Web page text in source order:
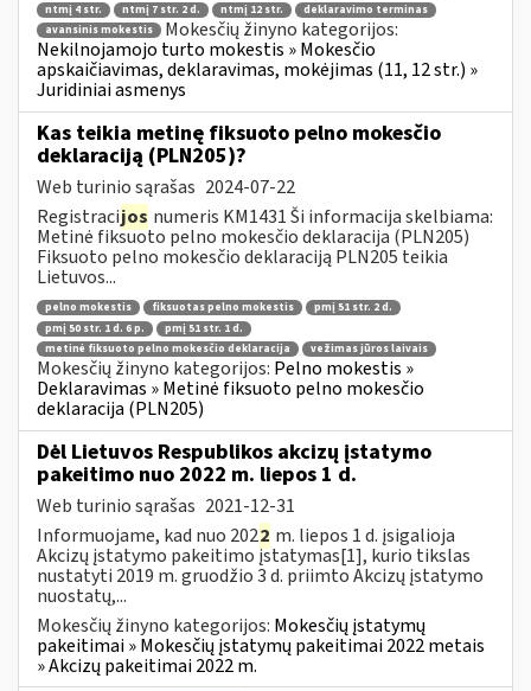
ntmį 4 str.
ntmį 7 str. 2 d. ntmį 12 str.
deklaravimo terminas
avansinis mokestis
Mokesčių žinyno kategorijos:
Nekilnojamojo turto mokestis » Mokesčio
apskaičiavimas, deklaravimas, mokėjimas (11, 12 str.) »
Juridiniai asmenys
Kas teikia metinę fiksuoto pelno mokesčio
deklaraciją (PLN205)?
Web turinio sąrašas 2024-07-22
Registracijos numeris KM1431 Ši informacija skelbiama:
Metinė fiksuoto pelno mokesčio deklaracija (PLN205)
Fiksuoto pelno mokesčio deklaraciją PLN205 teikia
Lietuvos...
pelno mokestis fiksuotas pelno mokestis
pmį 51 str. 2 d.
pmį 50 str. 1 d. 6 p.
pmį 51 str. 1 d.
metinė fiksuoto pelno mokesčio deklaracija
vežimas jūros laivais
Mokesčių žinyno kategorijos: Pelno mokestis »
Deklaravimas » Metinė fiksuoto pelno mokesčio
deklaracija (PLN205)
Dėl Lietuvos Respublikos akcizų įstatymo
pakeitimo nuo 2022 m. liepos 1 d.
Web turinio sąrašas 2021-12-31
Informuojame, kad nuo 2022 m. liepos 1 d. įsigalioja
Akcizų įstatymo pakeitimo įstatymas[1], kurio tikslas
nustatyti 2019 m. gruodžio 3 d. priimto Akcizų įstatymo
nuostatų,...
Mokesčių žinyno kategorijos: Mokesčių įstatymų
pakeitimai » Mokesčių įstatymų pakeitimai 2022 metais
» Akcizų pakeitimai 2022 m.